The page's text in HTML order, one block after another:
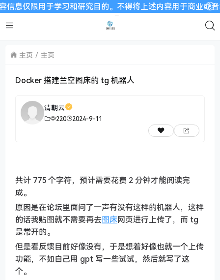
仅限用于学习和研究目的。不得将上述内容用于商业或者
主页 主页
Docker 搭建兰空图床的 tg 机器人
清朝云
220 2024-9-11
共计 775 个字符，预计需要花费 2 分钟才能阅读完
成。
原因是在论坛里面问了一声有没有这样的机器人，这样
的话我贴图就不需要再去图床网页进行上传了，而 tg
是常开的。
但是看反馈目前好像没有，于是想着好像也就一个上传
功能，不如自己用 gpt 写一些试试，然后就写了这
个。